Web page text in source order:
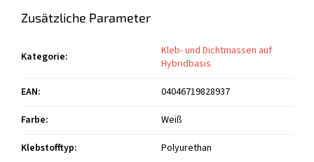
Zusätzliche Parameter
Kategorie:
Kleb- und Dichtmassen auf
Hybridbasis
EAN:
04046719828937
Farbe:
Weiß
Klebstofftyp:
Polyurethan